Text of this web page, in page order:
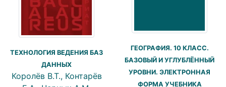
ТЕХНОЛОГИЯ ВЕДЕНИЯ БАЗ
ДАННЫХ
Королёв В.Т., Контарёв
ГЕОГРАФИЯ. 10 КЛАСС.
БАЗОВЫЙ И УГЛУБЛЁННЫЙ
УРОВНИ. ЭЛЕКТРОННАЯ
ФОРМА УЧЕБНИКА